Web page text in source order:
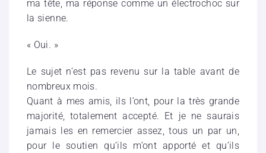
ma tête, ma réponse comme un électrochoc sur
la sienne.
« Oui. »
Le sujet n’est pas revenu sur la table avant de
nombreux mois.
Quant à mes amis, ils l’ont, pour la très grande
majorité, totalement accepté. Et je ne saurais
jamais les en remercier assez, tous un par un,
pour le soutien qu’ils m’ont apporté et qu’ils